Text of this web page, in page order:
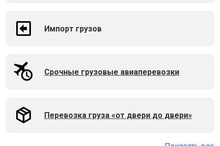
Импорт грузов
Срочные грузовые авиаперевозки
Перевозка груза «от двери до двери»